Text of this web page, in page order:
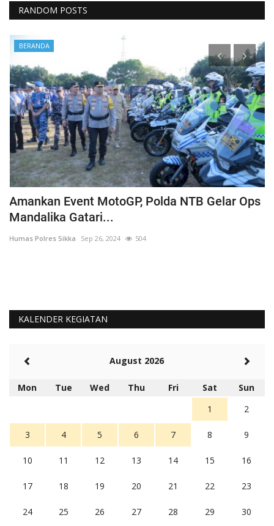
RANDOM POSTS
BERANDA
Amankan Event MotoGP, Polda NTB Gelar Ops
Mandalika Gatari...
Humas Polres Sikka Sep 26, 2024 504
KALENDER KEGIATAN
August 2026
Mon Tue Wed Thu Fri Sat
Sun
1
2
3 4 5 6 7 8 9
10 11 12 13 14 15 16
17 18 19 20 21 22 23
24 25 26 27 28 29 30